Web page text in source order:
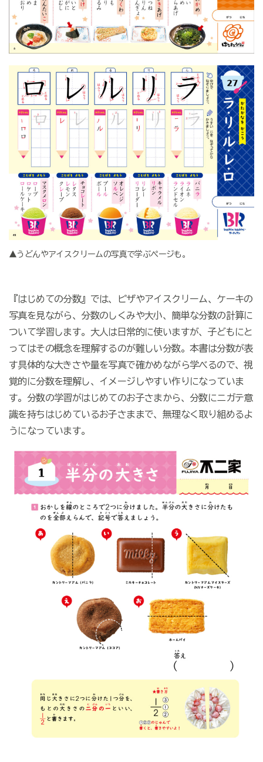
▲うどんやアイスクリームの写真で学ぶページも。
『はじめての分数』では、ピザやアイスクリーム、ケーキの
写真を見ながら、分数のしくみや大小、簡単な分数の計算に
ついて学習します。大人は日常的に使いますが、子どもにと
ってはその概念を理解するのが難しい分数。本書は分数が表
す具体的な大きさや量を写真で確かめながら学べるので、視
覚的に分数を理解し、イメージしやすい作りになっていま
す。分数の学習がはじめてのお子さまから、分数にニガテ意
識を持ちはじめているお子さままで、無理なく取り組めるよ
うになっています。